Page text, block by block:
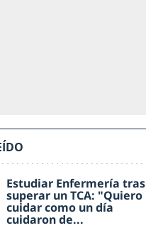
Estudiar Enfermería tras
superar un TCA: "Quiero
cuidar como un día
cuidaron de...